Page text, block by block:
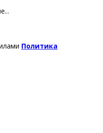
Политика